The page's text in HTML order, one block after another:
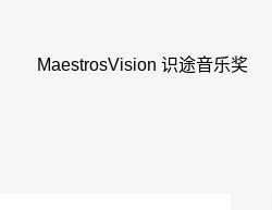
MaestrosVision 识途音乐奖